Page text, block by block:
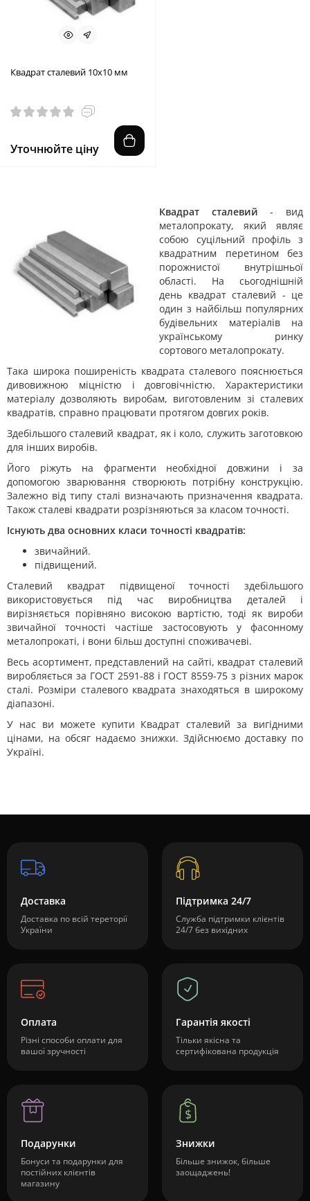
Квадрат сталевий 10х10 мм
Уточнюйте ціну
Квадрат сталевий - вид
металопрокату, який являє
собою суцільний профіль з
квадратним перетином без
порожнистої внутрішньої
області. На сьогоднішній
день квадрат сталевий - це
один з найбільш популярних
будівельних матеріалів на
українському ринку
сортового металопрокату.
Така широка поширеність квадрата сталевого пояснюється
дивовижною міцністю і довговічністю. Характеристики
матеріалу дозволяють виробам, виготовленим зі сталевих
квадратів, справно працювати протягом довгих років.
Здебільшого сталевий квадрат, як і коло, служить заготовкою
для інших виробів.
Його ріжуть на фрагменти необхідної довжини і за
допомогою зварювання створюють потрібну конструкцію.
Залежно від типу сталі визначають призначення квадрата.
Також сталеві квадрати розрізняються за класом точності.
Існують два основних класи точності квадратів:
звичайний.
підвищений.
Сталевий квадрат підвищеної точності здебільшого
використовується під час виробництва деталей і
вирізняється порівняно високою вартістю, тоді як вироби
звичайної точності частіше застосовують у фасонному
металопрокаті, і вони більш доступні споживачеві.
Весь асортимент, представлений на сайті, квадрат сталевий
виробляється за ГОСТ 2591-88 і ГОСТ 8559-75 з різних марок
сталі. Розміри сталевого квадрата знаходяться в широкому
діапазоні.
У нас ви можете купити Квадрат сталевий за вигідними
цінами, на обсяг надаємо знижки. Здійснюємо доставку по
Україні.
Доставка
Доставка по всій тереторії
України
Підтримка 24/7
Служба підтримки клієнтів
24/7 без вихідних
Оплата
Різні способи оплати для
вашої зручності
Гарантія якості
Тільки якісна та
сертифікована продукція
Подарунки
Бонуси та подарунки для
постійних клієнтів
магазину
Знижки
Більше знижок, більше
заощаджень!